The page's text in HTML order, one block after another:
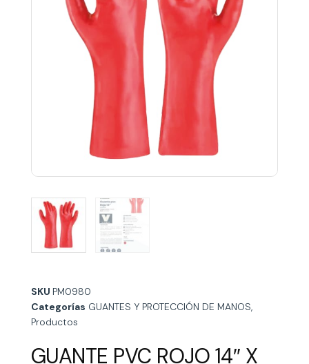
SKU PM0980
Categorías GUANTES Y PROTECCIÓN DE MANOS,
Productos
GUANTE PVC ROJO 14″ X